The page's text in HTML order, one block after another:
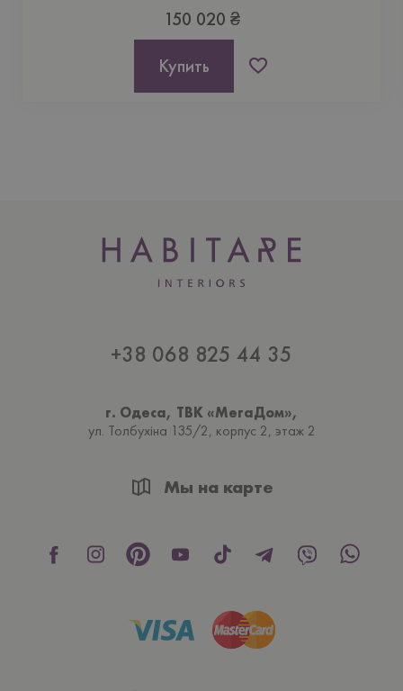
150 020 ₴
Купить
+38 068 825 44 35
г. Одеса, ТВК «МегаДом»,
ул. Толбухiна 135/2, корпус 2, этаж 2
Мы на карте